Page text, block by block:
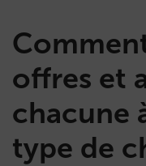
offres et
chacune
type de